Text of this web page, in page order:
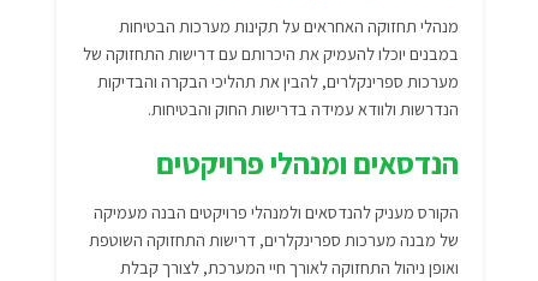
מנהלי תחזוקה האחראים על תקינות מערכות הבטיחות
במבנים יוכלו להעמיק את היכרותם עם דרישות התחזוקה של
מערכות ספרינקלרים, להבין את תהליכי הבקרה והבדיקות
הנדרשות ולוודא עמידה בדרישות החוק והבטיחות.
הנדסאים ומנהלי פרויקטים
הקורס מעניק להנדסאים ולמנהלי פרויקטים הבנה מעמיקה
של מבנה מערכות ספרינקלרים, דרישות התחזוקה השוטפת
ואופן ניהול התחזוקה לאורך חיי המערכת, לצורך קבלת